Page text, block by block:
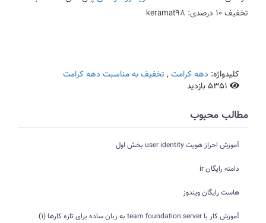
تخفیف 10 درصدی: keramat98
کلیدواژه: دهه کرامت , تخفیف به مناسبت دهه کرامت
5351 بازدید
مطالب محبوب
آموزش احراز هویت user identity بخش اول
دامنه رایگان ir
هاست رایگان ویندوز
آموزش کار با team foundation server به زبان ساده برای تازه کارها (1)